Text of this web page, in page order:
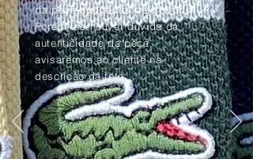
da peça apagadas pelo tempo.
Porém, se houver dúvida da
autenticidade da peça,
avisaremos ao cliente na
descrição da foto.